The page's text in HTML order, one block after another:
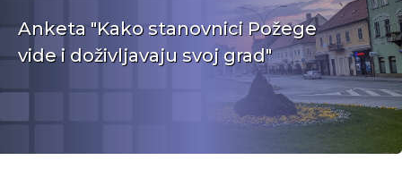
Anketa "Kako stanovnici Požege
vide i doživljavaju svoj grad"